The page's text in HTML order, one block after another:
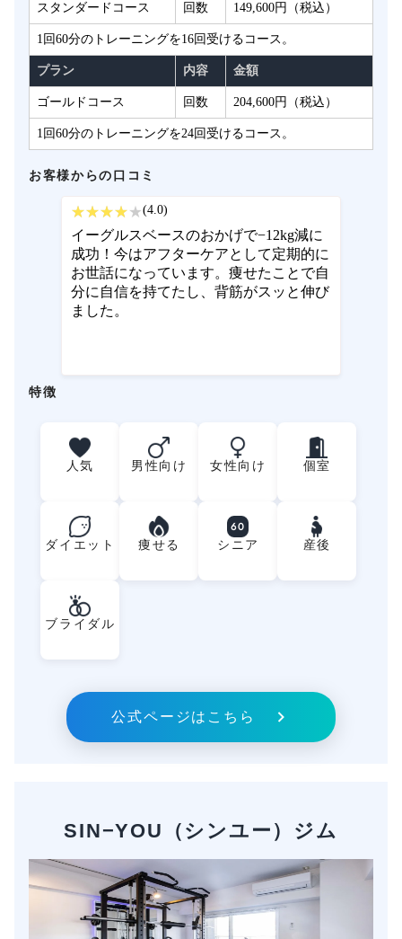
スタンダードコース 回数 149,600円（税込）
1回60分のトレーニングを16回受けるコース。
プラン 内容 金額
ゴールドコース 回数 204,600円（税込）
1回60分のトレーニングを24回受けるコース。
お客様からの口コミ
(4.0)
イーグルスベースのおかげで−12kg減に
成功！今はアフターケアとして定期的に
お世話になっています。痩せたことで自
分に自信を持てたし、背筋がスッと伸び
ました。
特徴
人気 男性向け 女性向け 個室
ダイエット 痩せる
60
シニア
産後
ブライダル
公式ページはこちら
SIN−YOU（シンユー）ジム